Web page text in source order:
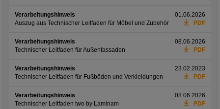
Verarbeitungshinweis
Auszug aus Technischer Leitfaden für Möbel und Zubehör
01.06.2026
PDF
Verarbeitungshinweis
Technischer Leitfaden für Außenfassaden
08.06.2026
PDF
Verarbeitungshinweis
Technischer Leitfaden für Fußböden und Verkleidungen
23.02.2023
PDF
Verarbeitungshinweis
Technischer Leitfaden two by Laminam
08.06.2026
PDF